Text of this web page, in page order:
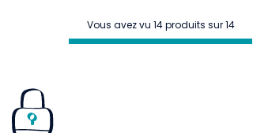
Vous avez vu 14 produits sur 14